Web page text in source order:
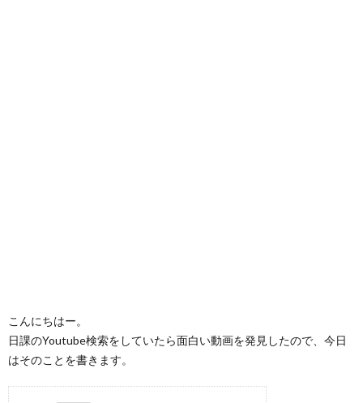
こんにちはー。
日課のYoutube検索をしていたら面白い動画を発見したので、今日
はそのことを書きます。